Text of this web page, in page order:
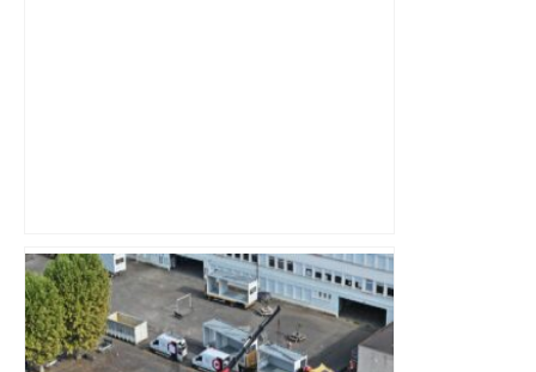
Alliance PS/LFI à Toulouse : Marc
Sztulman claque la porte – RMC